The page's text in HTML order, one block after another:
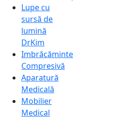
Lupe cu
sursă de
lumină
DrKim
Imbrăcăminte
Compresivă
Aparatură
Medicală
Mobilier
Medical